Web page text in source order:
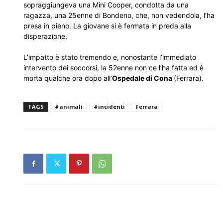
sopraggiungeva una Mini Cooper, condotta da una
ragazza, una 25enne di Bondeno, che, non vedendola, l’ha
presa in pieno. La giovane si è fermata in preda alla
disperazione.
L’impatto è stato tremendo e, nonostante l’immediato
intervento dei soccorsi, la 52enne non ce l’ha fatta ed è
morta qualche ora dopo all’Ospedale di Cona (Ferrara).
TAGS #animali #incidenti Ferrara